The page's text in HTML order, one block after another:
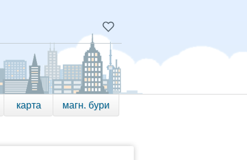
карта магн. бури